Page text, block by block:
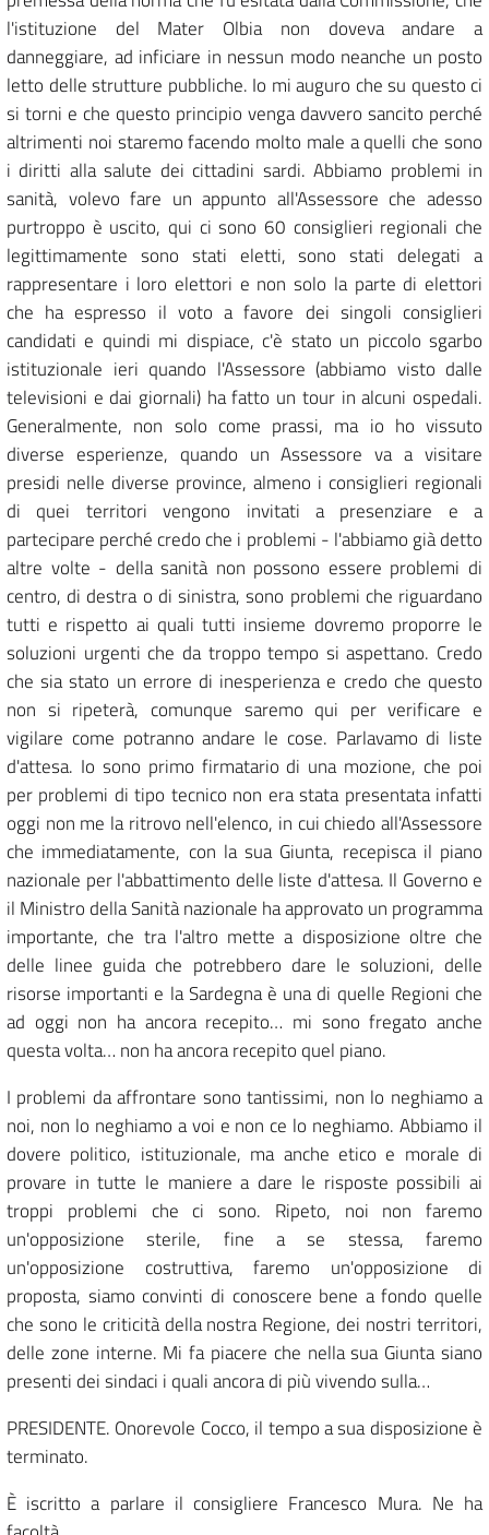
l'istituzione del Mater Olbia non doveva andare a
danneggiare, ad inficiare in nessun modo neanche un posto
letto delle strutture pubbliche. Io mi auguro che su questo ci
si torni e che questo principio venga davvero sancito perché
altrimenti noi staremo facendo molto male a quelli che sono
i diritti alla salute dei cittadini sardi. Abbiamo problemi in
sanità, volevo fare un appunto all'Assessore che adesso
purtroppo è uscito, qui ci sono 60 consiglieri regionali che
legittimamente sono stati eletti, sono stati delegati a
rappresentare i loro elettori e non solo la parte di elettori
che ha espresso il voto a favore dei singoli consiglieri
candidati e quindi mi dispiace, c'è stato un piccolo sgarbo
istituzionale ieri quando l'Assessore (abbiamo visto dalle
televisioni e dai giornali) ha fatto un tour in alcuni ospedali.
Generalmente, non solo come prassi, ma io ho vissuto
diverse esperienze, quando un Assessore va a visitare
presidi nelle diverse province, almeno i consiglieri regionali
di quei territori vengono invitati a presenziare e a
partecipare perché credo che i problemi - l'abbiamo già detto
altre volte - della sanità non possono essere problemi di
centro, di destra o di sinistra, sono problemi che riguardano
tutti e rispetto ai quali tutti insieme dovremo proporre le
soluzioni urgenti che da troppo tempo si aspettano. Credo
che sia stato un errore di inesperienza e credo che questo
non si ripeterà, comunque saremo qui per verificare e
vigilare come potranno andare le cose. Parlavamo di liste
d'attesa. Io sono primo firmatario di una mozione, che poi
per problemi di tipo tecnico non era stata presentata infatti
oggi non me la ritrovo nell'elenco, in cui chiedo all'Assessore
che immediatamente, con la sua Giunta, recepisca il piano
nazionale per l'abbattimento delle liste d'attesa. Il Governo e
il Ministro della Sanità nazionale ha approvato un programma
importante, che tra l'altro mette a disposizione oltre che
delle linee guida che potrebbero dare le soluzioni, delle
risorse importanti e la Sardegna è una di quelle Regioni che
ad oggi non ha ancora recepito… mi sono fregato anche
questa volta… non ha ancora recepito quel piano.
I problemi da affrontare sono tantissimi, non lo neghiamo a
noi, non lo neghiamo a voi e non ce lo neghiamo. Abbiamo il
dovere politico, istituzionale, ma anche etico e morale di
provare in tutte le maniere a dare le risposte possibili ai
troppi problemi che ci sono. Ripeto, noi non faremo
un'opposizione sterile, fine a se stessa, faremo
un'opposizione costruttiva, faremo un'opposizione di
proposta, siamo convinti di conoscere bene a fondo quelle
che sono le criticità della nostra Regione, dei nostri territori,
delle zone interne. Mi fa piacere che nella sua Giunta siano
presenti dei sindaci i quali ancora di più vivendo sulla…
PRESIDENTE. Onorevole Cocco, il tempo a sua disposizione è
terminato.
È iscritto a parlare il consigliere Francesco Mura. Ne ha